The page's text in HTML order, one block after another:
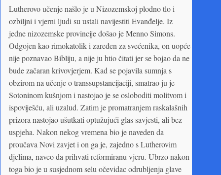
Lutherovo učenje našlo je u Nizozemskoj plodno tlo i
ozbiljni i vjerni ljudi su ustali navijestiti Evanđelje. Iz
jedne nizozemske provincije došao je Menno Simons.
Odgojen kao rimokatolik i zaređen za svećenika, on uopće
nije poznavao Bibliju, a nije ju htio čitati jer se bojao da ne
bude začaran krivovjerjem. Kad se pojavila sumnja s
obzirom na učenje o transsupstancijaciji, smatrao ju je
Sotoninom kušnjom i nastojao je se osloboditi molitvom i
ispoviješću, ali uzalud. Zatim je promatranjem raskalašnih
prizora nastojao ušutkati optužujući glas savjesti, ali bez
uspjeha. Nakon nekog vremena bio je naveden da
proučava Novi zavjet i on ga je, zajedno s Lutherovim
djelima, naveo da prihvati reformiranu vjeru. Ubrzo nakon
toga bio je u susjednom selu očevidac odrubljenja glave